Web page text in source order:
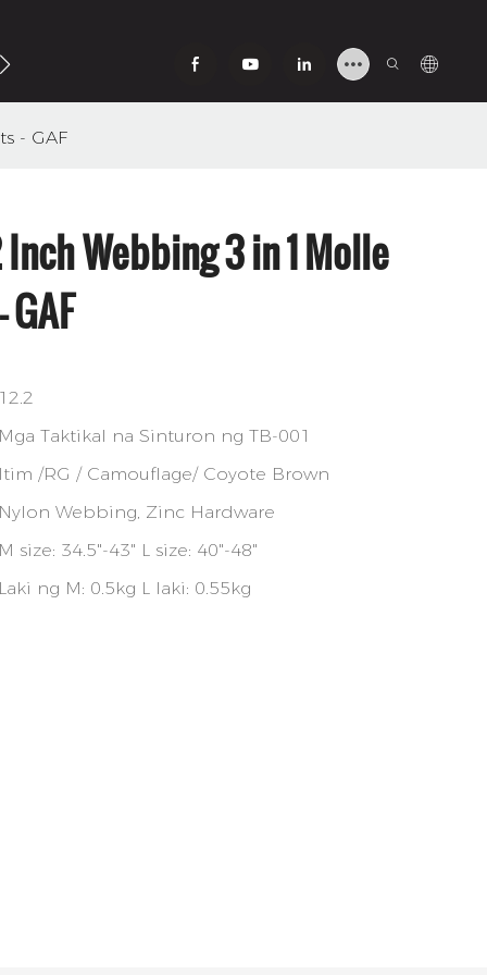
Ugnay Sa Aming
- GAF
Webbing 3 in 1 Molle
12.2
Mga Taktikal na Sinturon ng TB-001
Itim /RG / Camouflage/ Coyote Brown
Nylon Webbing, Zinc Hardware
M size: 34.5"-43" L size: 40"-48"
Laki ng M: 0.5kg L laki: 0.55kg